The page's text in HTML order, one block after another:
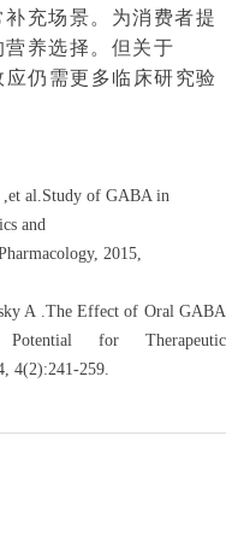
充场景。为消费者提
养选择。但关于
仍需更多临床研究验
al.Study of GABA in
and
2015,
A .The Effect of Oral GABA
for Therapeutic
4(2):241-259.